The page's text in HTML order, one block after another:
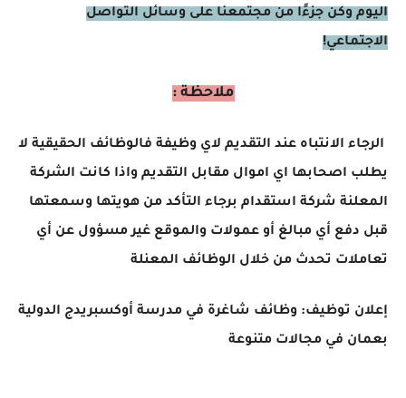
اليوم وكن جزءًا من مجتمعنا على وسائل التواصل
الاجتماعي!
ملاحظة :
الرجاء الانتباه عند التقديم لاي وظيفة فالوظائف الحقيقية لا
يطلب اصحابها اي اموال مقابل التقديم واذا كانت الشركة
المعلنة شركة استقدام برجاء التأكد من هويتها وسمعتها
قبل دفع أي مبالغ أو عمولات والموقع غير مسؤول عن أي
تعاملات تحدث من خلال الوظائف المعنلة
إعلان توظيف: وظائف شاغرة في مدرسة أوكسبريدج الدولية
بعمان في مجالات متنوعة